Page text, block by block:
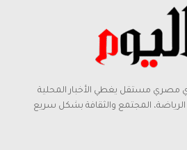
مصري مستقل يغطي الأخبار المحلية
الرياضة، المجتمع والثقافة بشكل سريع